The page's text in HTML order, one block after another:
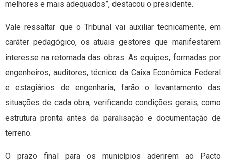
melhores e mais adequados”, destacou o presidente.
Vale ressaltar que o Tribunal vai auxiliar tecnicamente, em
caráter pedagógico, os atuais gestores que manifestarem
interesse na retomada das obras. As equipes, formadas por
engenheiros, auditores, técnico da Caixa Econômica Federal
e estagiários de engenharia, farão o levantamento das
situações de cada obra, verificando condições gerais, como
estrutura pronta antes da paralisação e documentação de
terreno.
O prazo final para os municípios aderirem ao Pacto